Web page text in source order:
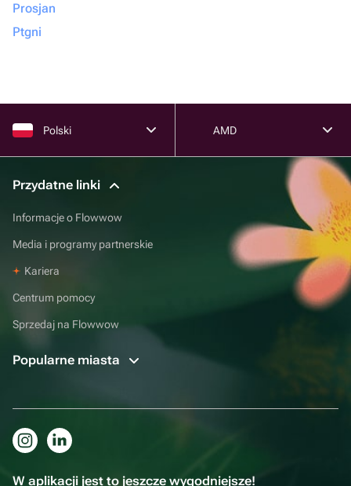
Prosjan
Ptgni
Polski AMD
Przydatne linki
Informacje o Flowwow
Media i programy partnerskie
Kariera
Centrum pomocy
Sprzedaj na Flowwow
Popularne miasta
W aplikacji jest to jeszcze wygodniejsze!